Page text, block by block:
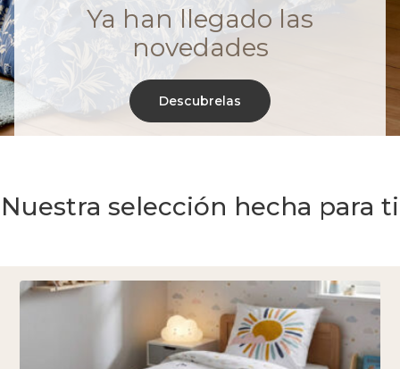
Ya han llegado las
novedades
Descubrelas
Nuestra selección hecha para ti